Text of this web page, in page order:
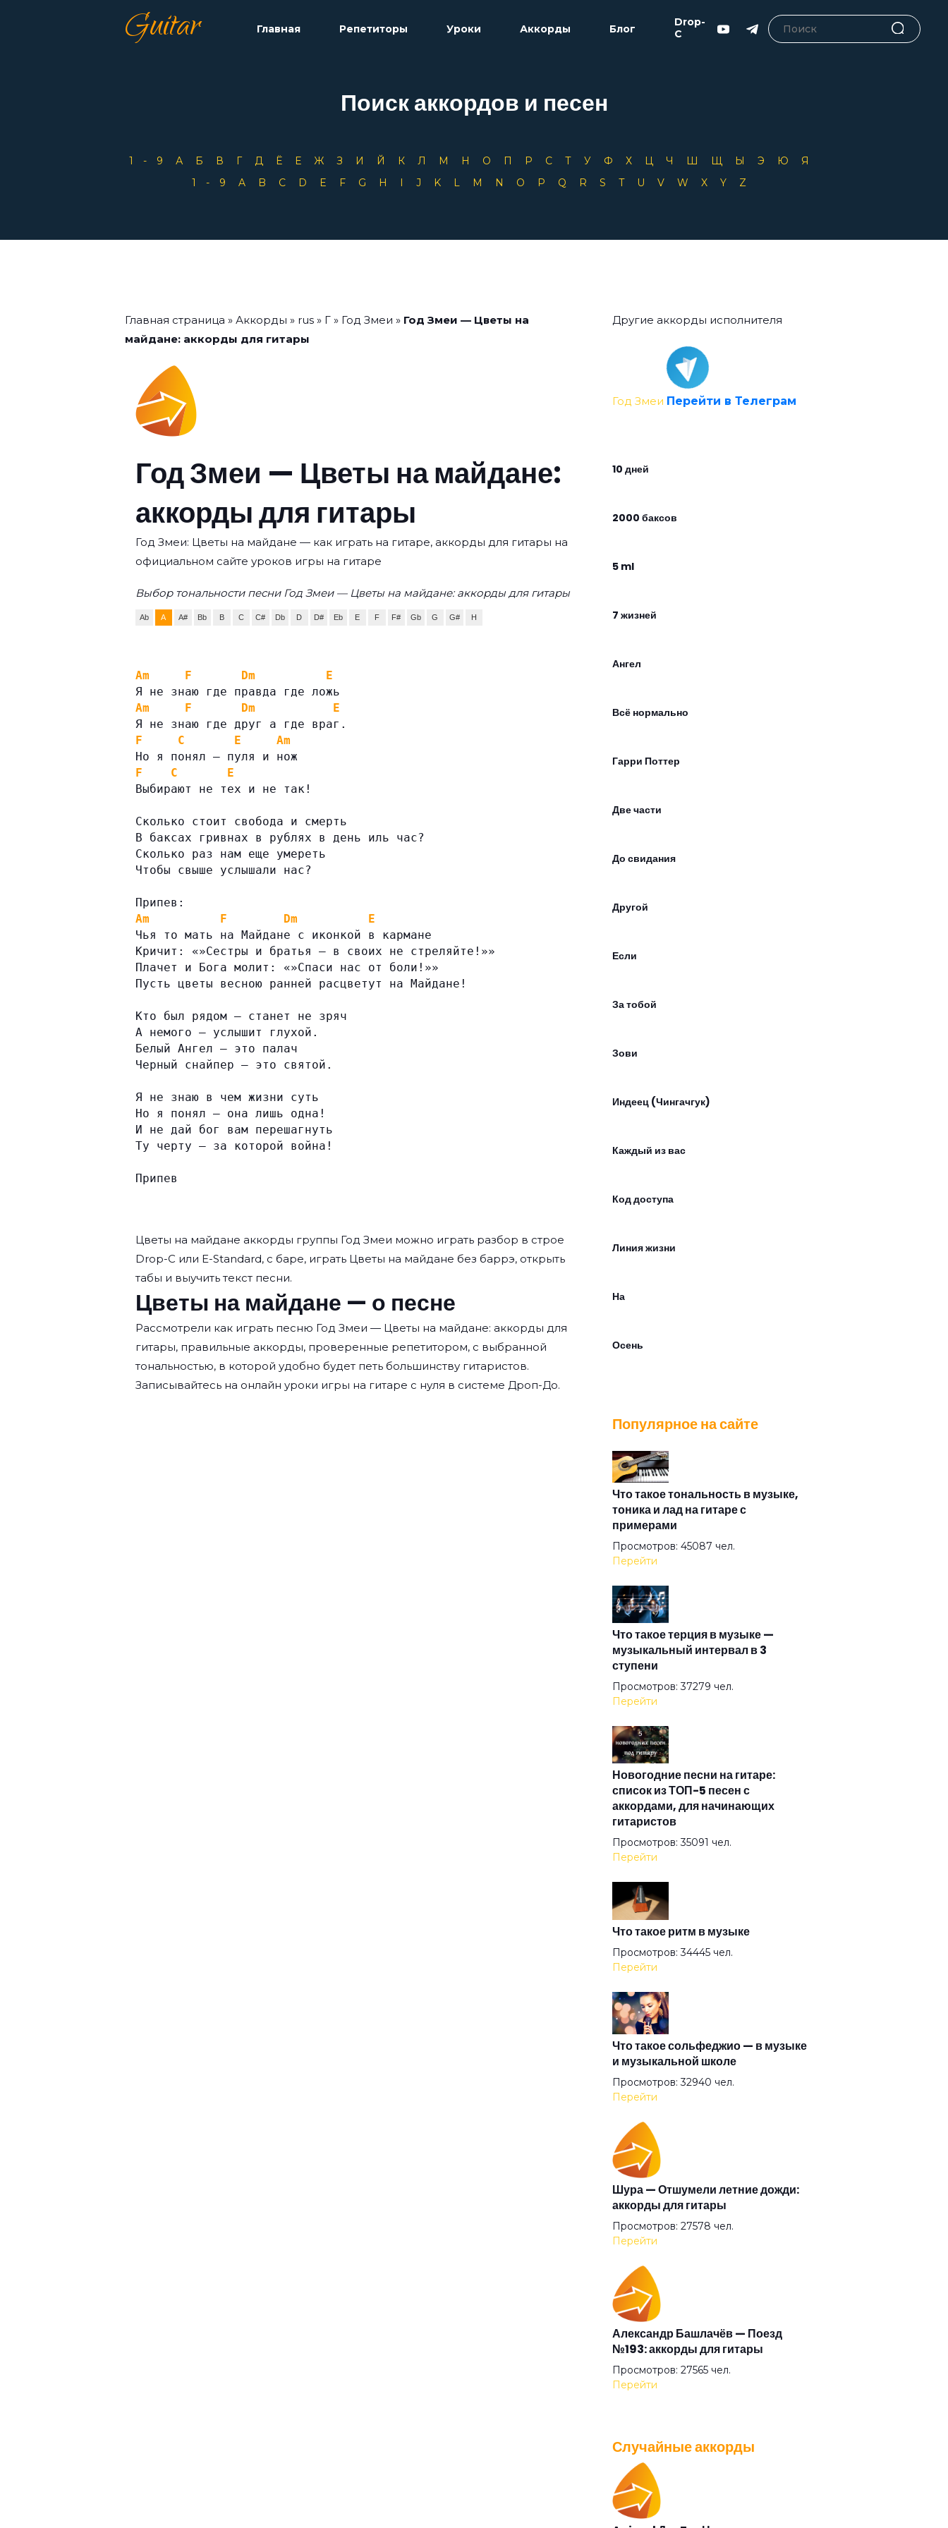
Guitar Главная Репетиторы Уроки Аккорды Блог
Drop-
C
Поиск аккордов и песен
1-9 А Б В Г Д Ё Е Ж З И Й К Л М Н О П Р С Т У Ф Х Ц Ч Ш Щ Ы Э Ю
Я
1-9
A B C D E F G H I J K L M N O P Q R S T U V W X Y Z
Главная страница » Аккорды » rus » Г » Год Змеи » Год Змеи — Цветы на
майдане: аккорды для гитары
Год Змеи — Цветы на майдане:
аккорды для гитары
Год Змеи: Цветы на майдане — как играть на гитаре, аккорды для гитары на
официальном сайте уроков игры на гитаре
Выбор тональности песни Год Змеи — Цветы на майдане: аккорды для гитары
Ab A A# Bb B C C# Db D D# Eb E F F# Gb G G# H
Am F Dm
E
Я не знаю где правда где ложь
Am
F Dm
E
Я не знаю где друг а где враг.
F
C E
Am
Но я понял — пуля и нож
F
C
E
Выбирают не тех и не так!
Сколько стоит свобода и смерть
В баксах гривнах в рублях в день иль час?
Сколько раз нам еще умереть
Чтобы свыше услышали нас?
Припев:
Am
F Dm
E
Чья то мать на Майдане с иконкой в кармане
Кричит: «»Сестры и братья — в своих не стреляйте!»»
Плачет и Бога молит: «»Спаси нас от боли!»»
Пусть цветы весною ранней расцветут на Майдане!
Кто был рядом — станет не зряч
А немого — услышит глухой.
Белый Ангел — это палач
Черный снайпер — это святой.
Я не знаю в чем жизни суть
Но я понял — она лишь одна!
И не дай бог вам перешагнуть
Ту черту — за которой война!
Припев
Цветы на майдане аккорды группы Год Змеи можно играть разбор в строе
Drop-C или E-Standard, с баре, играть Цветы на майдане без баррэ, открыть
табы и выучить текст песни.
Цветы на майдане — о песне
Рассмотрели как играть песню Год Змеи — Цветы на майдане: аккорды для
гитары, правильные аккорды, проверенные репетитором, с выбранной
тональностью, в которой удобно будет петь большинству гитаристов.
Записывайтесь на онлайн уроки игры на гитаре с нуля в системе Дроп-До.
Другие аккорды исполнителя
Год Змеи Перейти в Телеграм
10 дней
2000 баксов
5 ml
7 жизней
Ангел
Всё нормально
Гарри Поттер
Две части
До свидания
Другой
Если
За тобой
Зови
Индеец (Чингачгук)
Каждый из вас
Код доступа
Линия жизни
На
Осень
Против
Радуйся
Романс
Секс и рок-н-ролл
Спокойной ночи
Я живу так...
Я знаю
Популярное на сайте
Что такое тональность в музыке,
тоника и лад на гитаре с
примерами
Просмотров: 45087 чел.
Перейти
Что такое терция в музыке —
музыкальный интервал в 3
ступени
Просмотров: 37279 чел.
Перейти
Новогодние песни на гитаре:
список из ТОП-5 песен с
аккордами, для начинающих
гитаристов
Просмотров: 35091 чел.
Перейти
Что такое ритм в музыке
Просмотров: 34445 чел.
Перейти
Что такое сольфеджио — в музыке
и музыкальной школе
Просмотров: 32940 чел.
Перейти
Шура — Отшумели летние дожди:
аккорды для гитары
Просмотров: 27578 чел.
Перейти
Александр Башлачёв — Поезд
№193: аккорды для гитары
Просмотров: 27565 чел.
Перейти
IOWA — Плохо танцевать: аккорды
для гитары
Просмотров: 26040 чел.
Случайные аккорды